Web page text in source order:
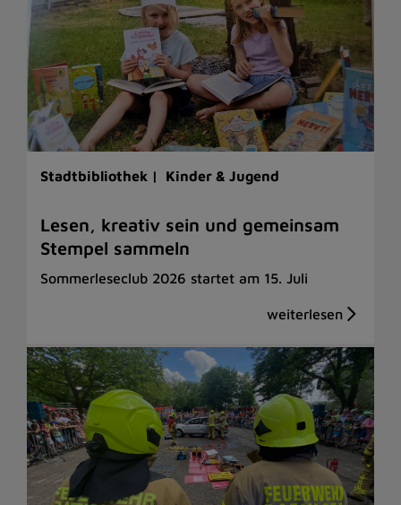
Stadtbibliothek | Kinder & Jugend
Lesen, kreativ sein und gemeinsam
Stempel sammeln
Sommerleseclub 2026 startet am 15. Juli